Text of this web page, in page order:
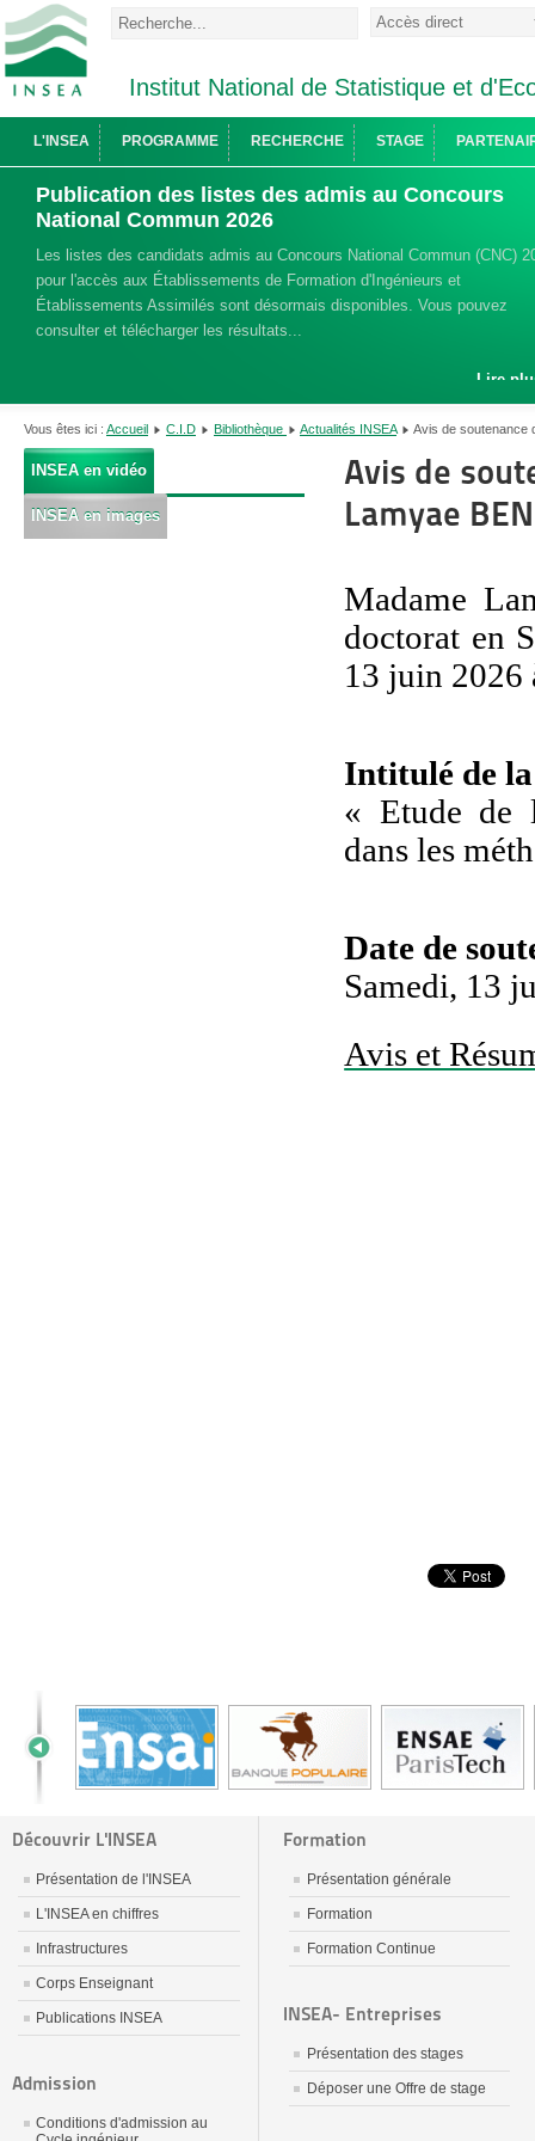
Institut National de Statistique et
L'INSEA PROGRAMME RECHERCHE STAGE
Publication des listes des admis au Concours
National Commun 2026
Les listes des candidats admis au Concours National Commun (CNC)
pour l'accès aux Établissements de Formation d'Ingénieurs et
Établissements Assimilés sont désormais disponibles. Vous pouvez
consulter et télécharger les résultats...
Lire
Vous êtes ici : Accueil C.I.D Bibliothèque Actualités INSEA Avis de soutenance
INSEA en vidéo
INSEA en images
Avis de
Lamyae
Madame
doctorat en
13 juin 2026
Intitulé de
« Etude de
dans les
Date de
Samedi, 13
Avis et
Découvrir L'INSEA
Présentation de l'INSEA
L'INSEA en chiffres
Infrastructures
Corps Enseignant
Publications INSEA
Admission
Conditions d'admission au
Formation
Présentation générale
Formation
Formation Continue
INSEA- Entreprises
Présentation des stages
Déposer une Offre de stage